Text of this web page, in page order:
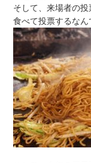
そして、来場者の
食べて投票するな